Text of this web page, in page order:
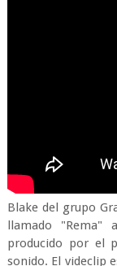
Blake del grupo
llamado "Rema"
producido por el
sonido. El videclip